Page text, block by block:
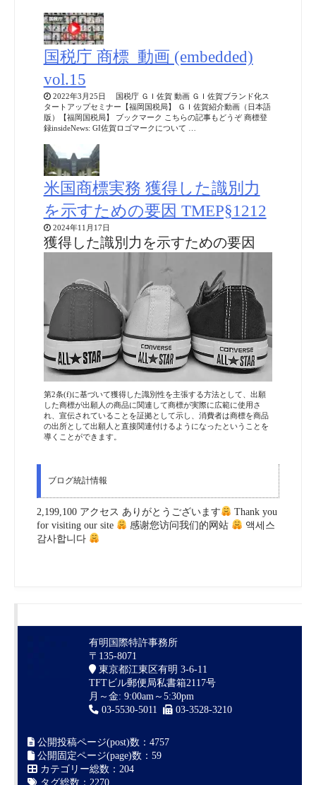
国税庁 商標_動画 (embedded)
vol.15
2022年3月25日 国税庁 ＧＩ佐賀 動画 ＧＩ佐賀ブランド化ス
タートアップセミナー【福岡国税局】 ＧＩ佐賀紹介動画（日本語
版）【福岡国税局】 ブックマーク こちらの記事もどうぞ 商標登
録insideNews: GI佐賀ロゴマークについて …
米国商標実務 獲得した識別力
を示すための要因 TMEP§1212
2024年11月17日
獲得した識別力を示すための要因
第2条(f)に基づいて獲得した識別性を主張する方法として、出願
した商標が出願人の商品に関連して商標が実際に広範に使用さ
れ、宣伝されていることを証拠として示し、消費者は商標を商品
の出所として出願人と直接関連付けるようになったということを
導くことができます。
ブログ統計情報
2,199,100 アクセス ありがとうございます
Thank you
for visiting our site
感谢您访问我们的网站
액세스
감사합니다
有明国際特許事務所
〒135-8071
東京都江東区有明 3-6-11
TFTビル郵便局私書箱2117号
月～金: 9:00am～5:30pm
03-5530-5011
03-3528-3210
公開投稿ページ(post)数：4757
公開固定ページ(page)数：59
カテゴリー総数：204
タグ総数：2270